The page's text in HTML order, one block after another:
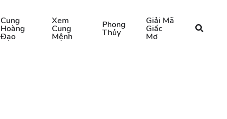
Cung
Hoàng
Đạo
Xem
Cung
Mệnh
Phong
Thủy
Giải Mã
Giấc
Mơ